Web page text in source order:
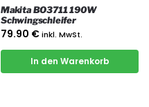
Makita BO3711 190W
Schwingschleifer
79.90 €inkl. MwSt.
In den Warenkorb